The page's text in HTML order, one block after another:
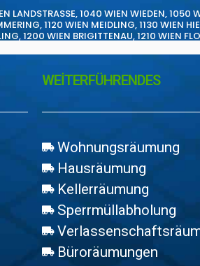
LANDSTRASSE,1040 WIEN WIEDEN,1050
,1120 WIEN MEIDLING,1130 WIEN
,1200 WIEN BRIGITTENAU,1210 WIEN
WEİTERFÜHRENDES
Wohnungsräumung
Hausräumung
Kellerräumung
Sperrmüllabholung
Büroräumungen